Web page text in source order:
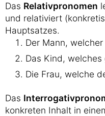
Das Relativpronomen
und relativiert
Hauptsatzes.
Der Mann,
Das Kind, welches
Die Frau, welche
Das
konkreten Inhalt in